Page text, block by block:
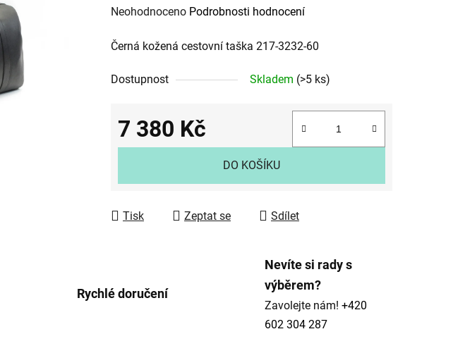
Průměrné
produktu
0,0
Neohodnoceno Podrobnosti hodnocení
Černá kožená cestovní taška 217-3232-60
Dostupnost Skladem (>5 ks)
7 380 Kč
Měrná cena:
DO KOŠÍKU
Tisk Zeptat se Sdílet
Rychlé doručení
Nevíte si rady s
výběrem?
Zavolejte nám! +420
602 304 287